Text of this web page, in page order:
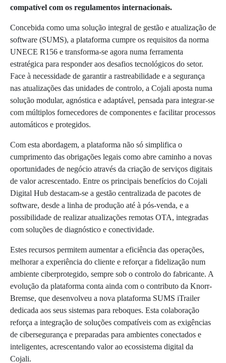
compatível com os regulamentos internacionais.
Concebida como uma solução integral de gestão e atualização de
software (SUMS), a plataforma cumpre os requisitos da norma
UNECE R156 e transforma-se agora numa ferramenta
estratégica para responder aos desafios tecnológicos do setor.
Face à necessidade de garantir a rastreabilidade e a segurança
nas atualizações das unidades de controlo, a Cojali aposta numa
solução modular, agnóstica e adaptável, pensada para integrar-se
com múltiplos fornecedores de componentes e facilitar processos
automáticos e protegidos.
Com esta abordagem, a plataforma não só simplifica o
cumprimento das obrigações legais como abre caminho a novas
oportunidades de negócio através da criação de serviços digitais
de valor acrescentado. Entre os principais benefícios do Cojali
Digital Hub destacam-se a gestão centralizada de pacotes de
software, desde a linha de produção até à pós-venda, e a
possibilidade de realizar atualizações remotas OTA, integradas
com soluções de diagnóstico e conectividade.
Estes recursos permitem aumentar a eficiência das operações,
melhorar a experiência do cliente e reforçar a fidelização num
ambiente ciberprotegido, sempre sob o controlo do fabricante. A
evolução da plataforma conta ainda com o contributo da Knorr-
Bremse, que desenvolveu a nova plataforma SUMS iTrailer
dedicada aos seus sistemas para reboques. Esta colaboração
reforça a integração de soluções compatíveis com as exigências
de cibersegurança e preparadas para ambientes conectados e
inteligentes, acrescentando valor ao ecossistema digital da
Cojali.